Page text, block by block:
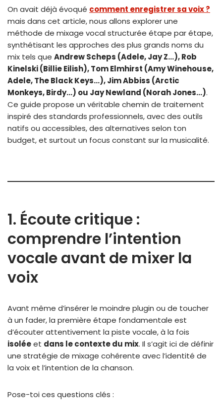
On avait déjà évoqué comment enregistrer sa voix ?
mais dans cet article, nous allons explorer une
méthode de mixage vocal structurée étape par étape,
synthétisant les approches des plus grands noms du
mix tels que Andrew Scheps (Adele, Jay Z…), Rob
Kinelski (Billie Eilish), Tom Elmhirst (Amy Winehouse,
Adele, The Black Keys…), Jim Abbiss (Arctic
Monkeys, Birdy…) ou Jay Newland (Norah Jones…).
Ce guide propose un véritable chemin de traitement
inspiré des standards professionnels, avec des outils
natifs ou accessibles, des alternatives selon ton
budget, et surtout un focus constant sur la musicalité.
1. Écoute critique :
comprendre l’intention
vocale avant de mixer la
voix
Avant même d’insérer le moindre plugin ou de toucher
à un fader, la première étape fondamentale est
d’écouter attentivement la piste vocale, à la fois
isoléeet dans le contexte du mix. Il s’agit ici de définir
une stratégie de mixage cohérente avec l’identité de
la voix et l’intention de la chanson.
Pose-toi ces questions clés :